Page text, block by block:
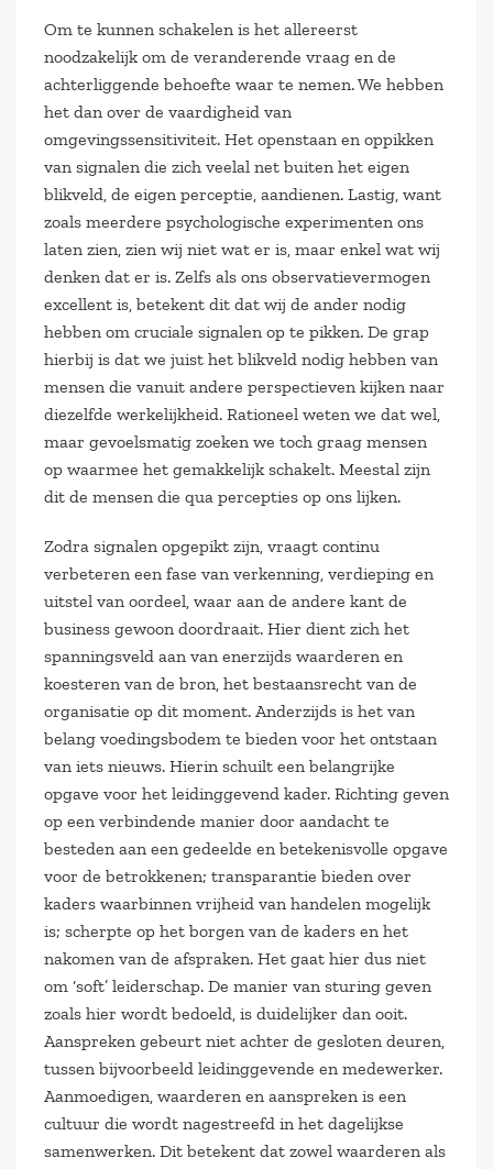
Om te kunnen schakelen is het allereerst
noodzakelijk om de veranderende vraag en de
achterliggende behoefte waar te nemen. We hebben
het dan over de vaardigheid van
omgevingssensitiviteit. Het openstaan en oppikken
van signalen die zich veelal net buiten het eigen
blikveld, de eigen perceptie, aandienen. Lastig, want
zoals meerdere psychologische experimenten ons
laten zien, zien wij niet wat er is, maar enkel wat wij
denken dat er is. Zelfs als ons observatievermogen
excellent is, betekent dit dat wij de ander nodig
hebben om cruciale signalen op te pikken. De grap
hierbij is dat we juist het blikveld nodig hebben van
mensen die vanuit andere perspectieven kijken naar
diezelfde werkelijkheid. Rationeel weten we dat wel,
maar gevoelsmatig zoeken we toch graag mensen
op waarmee het gemakkelijk schakelt. Meestal zijn
dit de mensen die qua percepties op ons lijken.
Zodra signalen opgepikt zijn, vraagt continu
verbeteren een fase van verkenning, verdieping en
uitstel van oordeel, waar aan de andere kant de
business gewoon doordraait. Hier dient zich het
spanningsveld aan van enerzijds waarderen en
koesteren van de bron, het bestaansrecht van de
organisatie op dit moment. Anderzijds is het van
belang voedingsbodem te bieden voor het ontstaan
van iets nieuws. Hierin schuilt een belangrijke
opgave voor het leidinggevend kader. Richting geven
op een verbindende manier door aandacht te
besteden aan een gedeelde en betekenisvolle opgave
voor de betrokkenen; transparantie bieden over
kaders waarbinnen vrijheid van handelen mogelijk
is; scherpte op het borgen van de kaders en het
nakomen van de afspraken. Het gaat hier dus niet
om ‘soft’ leiderschap. De manier van sturing geven
zoals hier wordt bedoeld, is duidelijker dan ooit.
Aanspreken gebeurt niet achter de gesloten deuren,
tussen bijvoorbeeld leidinggevende en medewerker.
Aanmoedigen, waarderen en aanspreken is een
cultuur die wordt nagestreefd in het dagelijkse
samenwerken. Dit betekent dat zowel waarderen als